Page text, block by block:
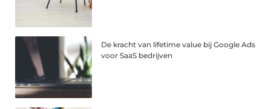
De kracht van lifetime value bij Google Ads
voor SaaS bedrijven